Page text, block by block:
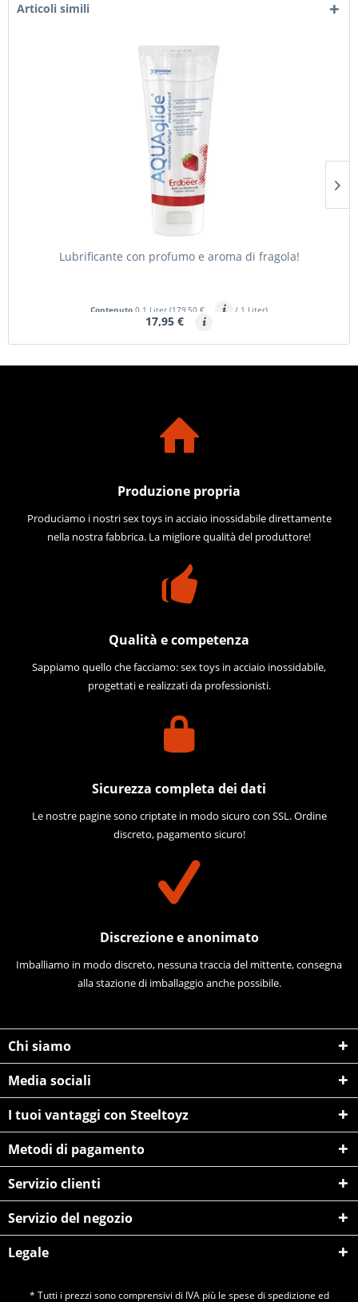
Articoli simili
Lubrificante con profumo e aroma di fragola!
Contenuto 0.1 Liter (179,50 € / 1 Liter)
17,95 €
Produzione propria
Produciamo i nostri sex toys in acciaio inossidabile direttamente
nella nostra fabbrica. La migliore qualità del produttore!
Qualità e competenza
Sappiamo quello che facciamo: sex toys in acciaio inossidabile,
progettati e realizzati da professionisti.
Sicurezza completa dei dati
Le nostre pagine sono criptate in modo sicuro con SSL. Ordine
discreto, pagamento sicuro!
Discrezione e anonimato
Imballiamo in modo discreto, nessuna traccia del mittente, consegna
alla stazione di imballaggio anche possibile.
Chi siamo
Media sociali
I tuoi vantaggi con Steeltoyz
Metodi di pagamento
Servizio clienti
Servizio del negozio
Legale
* Tutti i prezzi sono comprensivi di IVA più le spese di spedizione ed